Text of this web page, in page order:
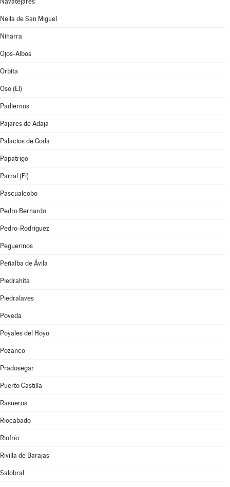
Neila de San Miguel
Niharra
Ojos-Albos
Orbita
Oso (El)
Padiernos
Pajares de Adaja
Palacios de Goda
Papatrigo
Parral (El)
Pascualcobo
Pedro Bernardo
Pedro-Rodríguez
Peguerinos
Peñalba de Ávila
Piedrahíta
Piedralaves
Poveda
Poyales del Hoyo
Pozanco
Pradosegar
Puerto Castilla
Rasueros
Riocabado
Riofrío
Rivilla de Barajas
Salobral